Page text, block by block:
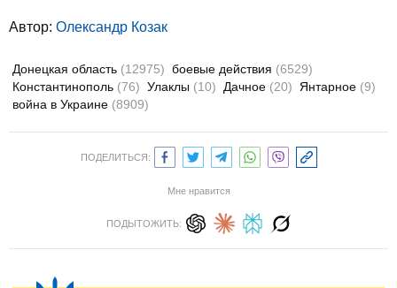
Автор: Олександр Козак
Донецкая область (12975) боевые действия (6529)
Константинополь (76) Улаклы (10) Дачное (20) Янтарное (9)
война в Украине (8909)
ПОДЕЛИТЬСЯ:
Мне нравится
ПОДЫТОЖИТЬ: